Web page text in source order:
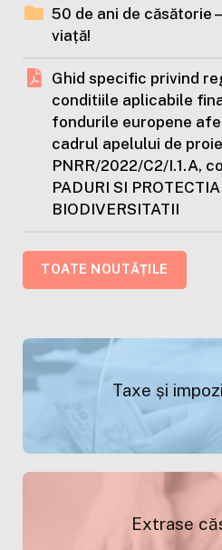
50 de ani de căsătorie
viață!
Ghid specific privind
conditiile aplicabile
fondurile europene
cadrul apelului de
PNRR/2022/C2/I.1.A,
PADURI SI PROTECTIA
BIODIVERSITATII
TOATE NOUTĂȚILE
Taxe și
Extrase